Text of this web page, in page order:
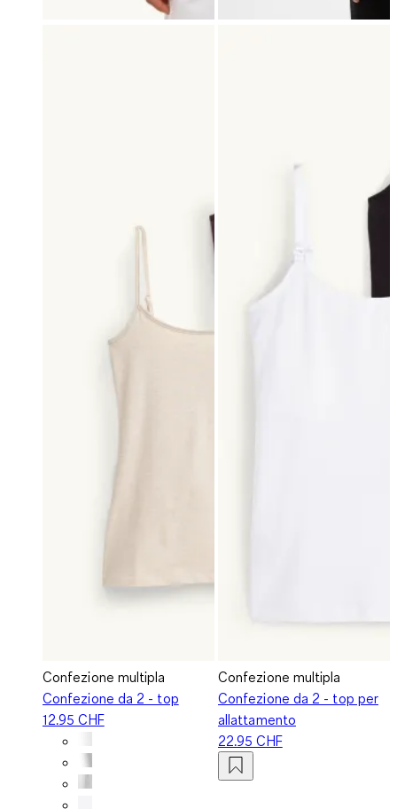
Confezione multipla
Confezione da 2 - top
12.95 CHF
Confezione multipla
Confezione da 2 - top per
allattamento
22.95 CHF